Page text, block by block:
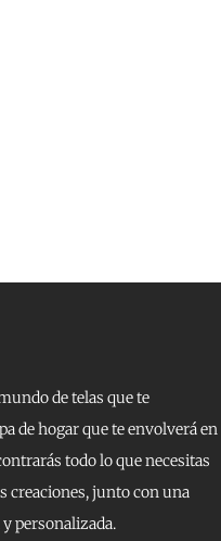
de telas que te
de hogar que te envolverá en
todo lo que necesitas
creaciones, junto con una
personalizada.